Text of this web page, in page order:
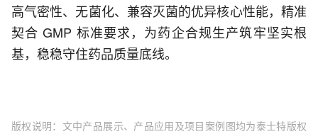
高气密性、无菌化、兼容灭菌的优异核心性能，精准
契合 GMP 标准要求，为药企合规生产筑牢坚实根
基，稳稳守住药品质量底线。
版权说明：文中产品展示、产品应用及项目案例图均为泰士特版权